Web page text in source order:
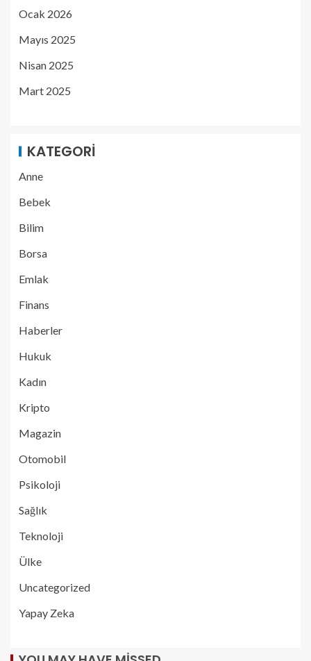
Ocak 2026
Mayıs 2025
Nisan 2025
Mart 2025
KATEGORI
Anne
Bebek
Bilim
Borsa
Emlak
Finans
Haberler
Hukuk
Kadın
Kripto
Magazin
Otomobil
Psikoloji
Sağlık
Teknoloji
Ülke
Uncategorized
Yapay Zeka